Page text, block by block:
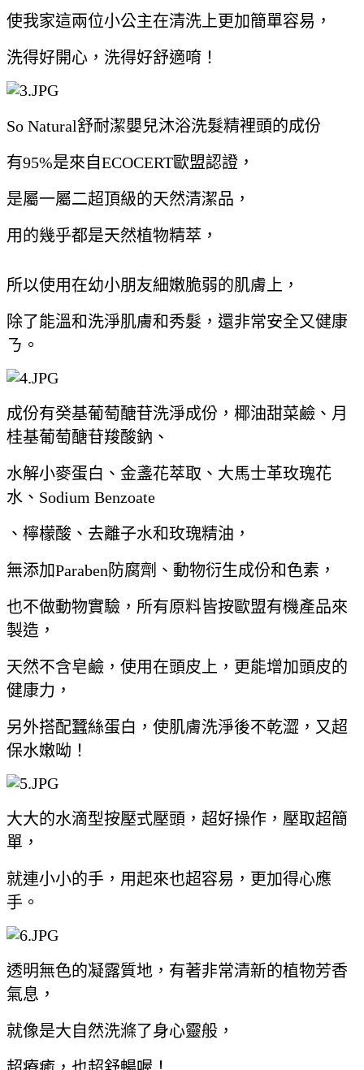
使我家這兩位小公主在清洗上更加簡單容易，
洗得好開心，洗得好舒適唷！
So Natural舒耐潔嬰兒沐浴洗髮精裡頭的成份
有95%是來自ECOCERT歐盟認證，
是屬一屬二超頂級的天然清潔品，
用的幾乎都是天然植物精萃，
所以使用在幼小朋友細嫩脆弱的肌膚上，
除了能溫和洗淨肌膚和秀髮，還非常安全又健康
ㄋ。
成份有癸基葡萄醣苷洗淨成份，椰油甜菜鹼、月
桂基葡萄醣苷羧酸鈉、
水解小麥蛋白、金盞花萃取、大馬士革玫瑰花
水、Sodium Benzoate
、檸檬酸、去離子水和玫瑰精油，
無添加Paraben防腐劑、動物衍生成份和色素，
也不做動物實驗，所有原料皆按歐盟有機產品來
製造，
天然不含皂鹼，使用在頭皮上，更能增加頭皮的
健康力，
另外搭配蠶絲蛋白，使肌膚洗淨後不乾澀，又超
保水嫩呦！
大大的水滴型按壓式壓頭，超好操作，壓取超簡
單，
就連小小的手，用起來也超容易，更加得心應
手。
透明無色的凝露質地，有著非常清新的植物芳香
氣息，
就像是大自然洗滌了身心靈般，